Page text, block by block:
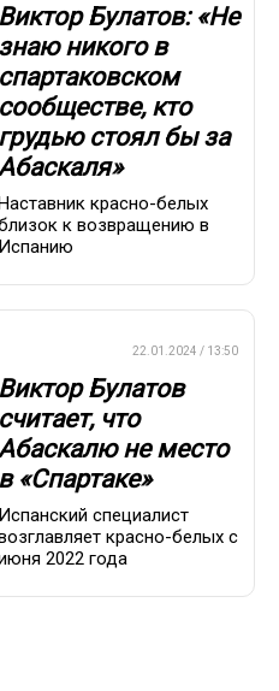
Виктор Булатов: «Не
знаю никого в
спартаковском
сообществе, кто
грудью стоял бы за
красно-белых
к возвращению в
Испанию
22.01.2024 / 13:50
Виктор Булатов
считает, что
не место
в «Спартаке»
Испанский специалист
красно-белых с
2022 года